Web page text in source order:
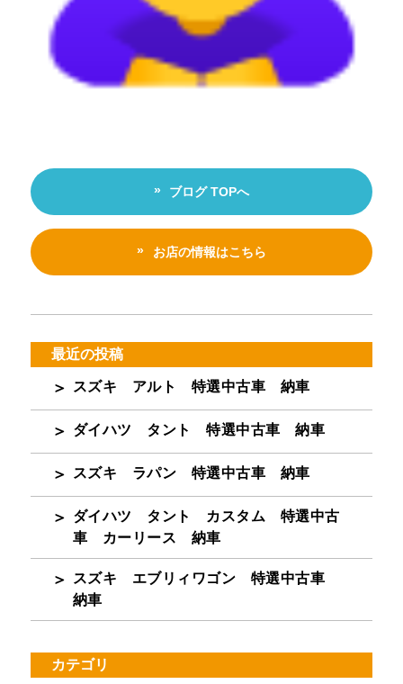
ブログ TOPへ
お店の情報はこちら
最近の投稿
スズキ アルト 特選中古車 納車
ダイハツ タント 特選中古車 納車
スズキ ラパン 特選中古車 納車
ダイハツ タント カスタム 特選中古
車 カーリース 納車
スズキ エブリィワゴン 特選中古車
納車
カテゴリ